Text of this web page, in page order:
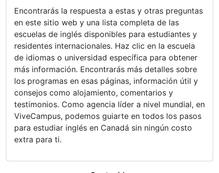
Encontrarás la respuesta a estas y otras preguntas
en este sitio web y una lista completa de las
escuelas de inglés disponibles para estudiantes y
residentes internacionales. Haz clic en la escuela
de idiomas o universidad específica para obtener
más información. Encontrarás más detalles sobre
los programas en esas páginas, información útil y
consejos como alojamiento, comentarios y
testimonios. Como agencia líder a nivel mundial, en
ViveCampus, podemos guiarte en todos los pasos
para estudiar inglés en Canadá sin ningún costo
extra para ti.